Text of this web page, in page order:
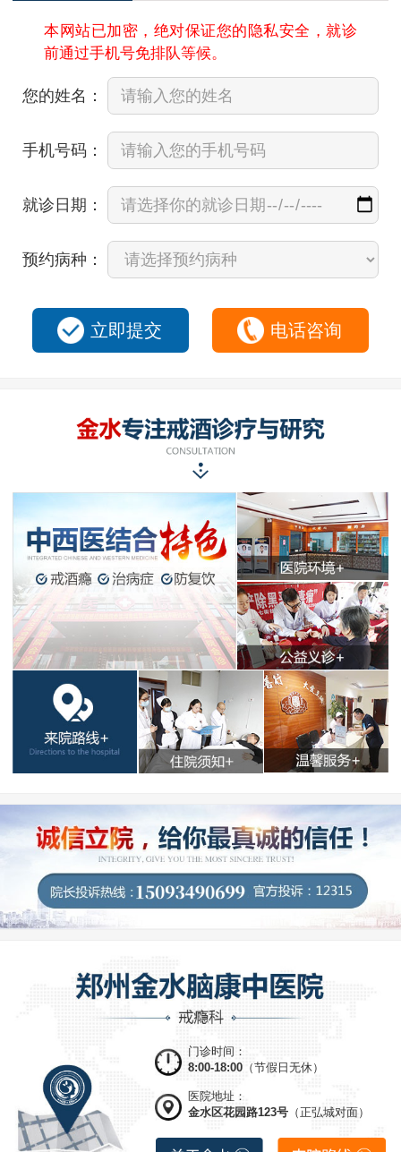
本网站已加密，绝对保证您的隐私安全，就诊
前通过手机号免排队等候。
您的姓名：
手机号码：
就诊日期：
预约病种：
立即提交 电话咨询
门诊时间：
8:00-18:00 （节假日无休）
医院地址：
金水区花园路123号 （正弘城对面）